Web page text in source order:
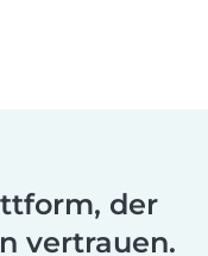
der
vertrauen.